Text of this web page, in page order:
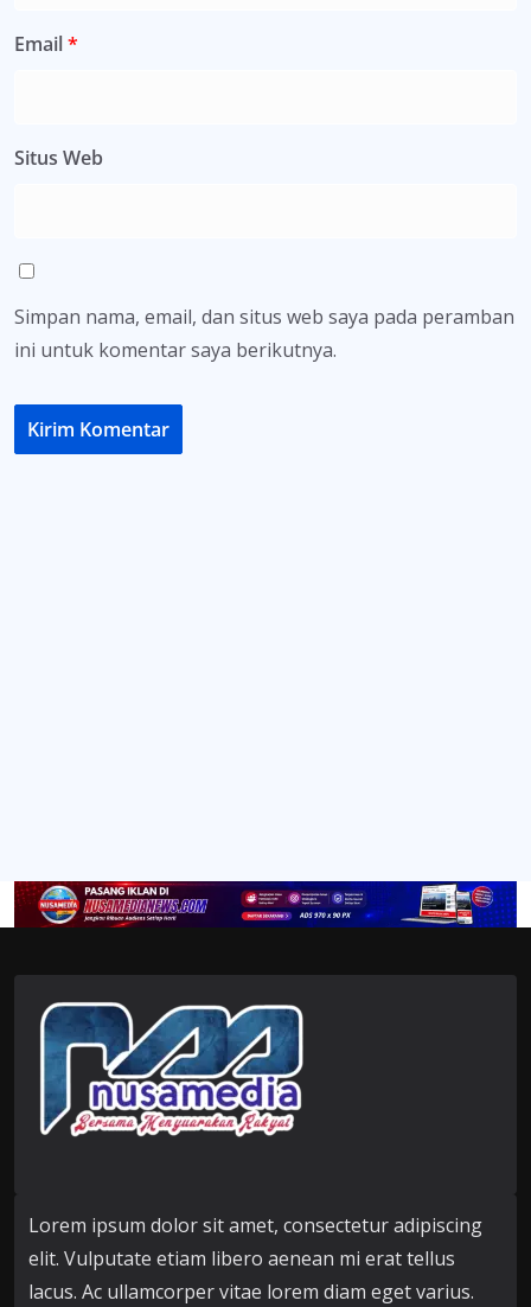
Email*
Situs Web
Simpan nama, email, dan situs web saya pada peramban
ini untuk komentar saya berikutnya.
Lorem ipsum dolor sit amet, consectetur adipiscing
elit. Vulputate etiam libero aenean mi erat tellus
lacus. Ac ullamcorper vitae lorem diam eget varius.